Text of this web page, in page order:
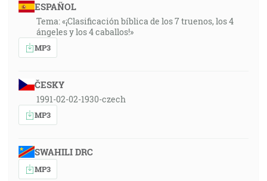
ESPAÑOL
Tema: «¡Clasificación bíblica de los 7 truenos, los 4
ángeles y los 4 caballos!»
MP3
ČESKY
1991-02-02-1930-czech
MP3
SWAHILI DRC
MP3